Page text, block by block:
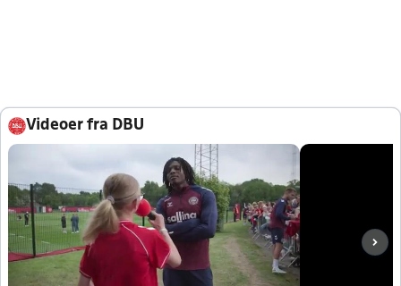
Videoer fra DBU